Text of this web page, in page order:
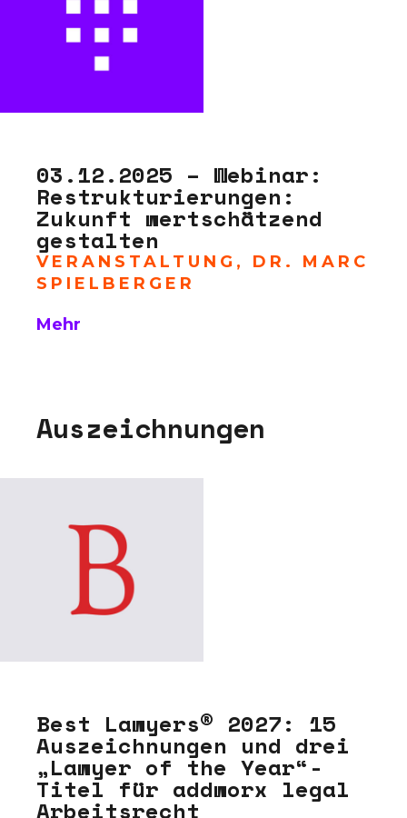
03.12.2025 – Webinar:
Restrukturierungen:
Zukunft wertschätzend
gestalten
VERANSTALTUNG , DR. MARC
SPIELBERGER
Mehr
Auszeichnungen
Best Lawyers® 2027: 15
Auszeichnungen und drei
„Lawyer of the Year“-
Titel für addworx legal
Arbeitsrecht